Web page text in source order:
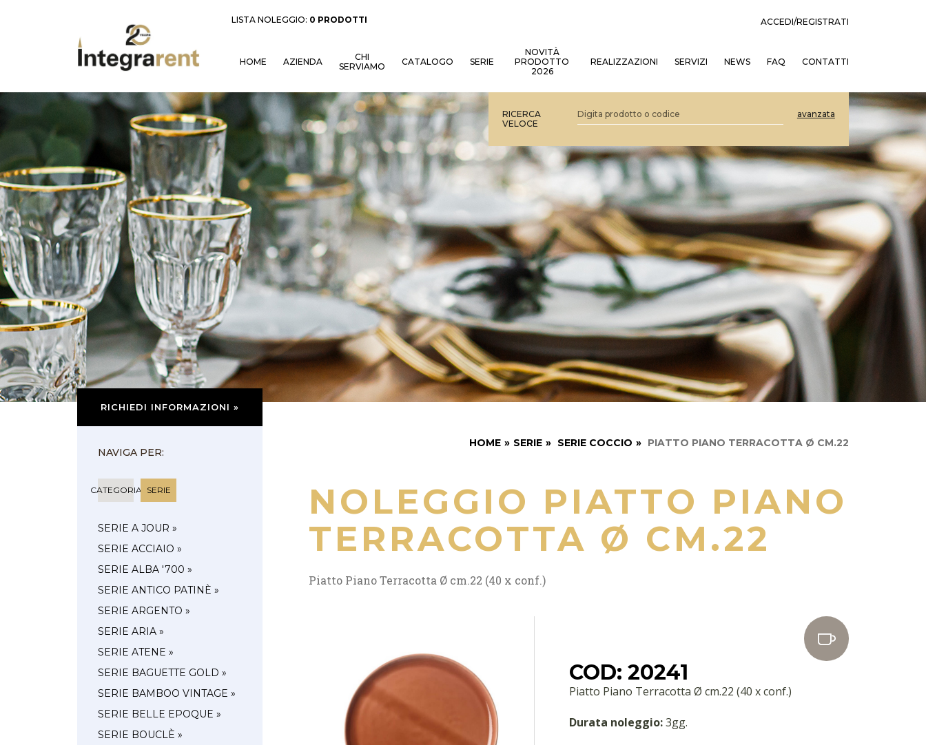
LISTA NOLEGGIO: 0 PRODOTTI ACCEDI/REGISTRATI
HOME AZIENDA
CHI
SERVIAMO
CATALOGO SERIE
NOVITÀ
PRODOTTO
2026
REALIZZAZIONI SERVIZI NEWS FAQ CONTATTI
RICERCA
VELOCE
avanzata
RICHIEDI INFORMAZIONI »
NAVIGA PER:
CATEGORIA SERIE
SERIE A JOUR »
SERIE ACCIAIO »
SERIE ALBA '700 »
SERIE ANTICO PATINÈ »
SERIE ARGENTO »
SERIE ARIA »
SERIE ATENE »
SERIE BAGUETTE GOLD »
SERIE BAMBOO VINTAGE »
SERIE BELLE EPOQUE »
SERIE BOUCLÈ »
HOME » SERIE » SERIE COCCIO » PIATTO PIANO TERRACOTTA Ø CM.22
NOLEGGIO PIATTO PIANO
TERRACOTTA Ø CM.22
Piatto Piano Terracotta Ø cm.22 (40 x conf.)
COD: 20241
Piatto Piano Terracotta Ø cm.22 (40 x conf.)
Durata noleggio:3gg.